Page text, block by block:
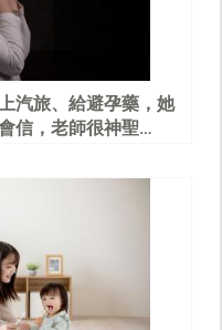
汽旅、給避孕藥，她
信，老師很神聖…